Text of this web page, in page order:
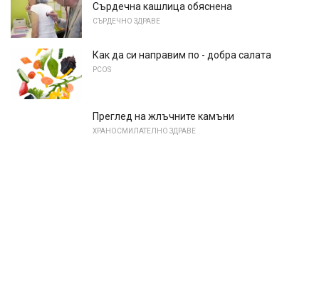
Сърдечна кашлица обяснена
СЪРДЕЧНО ЗДРАВЕ
Как да си направим по - добра салата
PCOS
Преглед на жлъчните камъни
ХРАНОСМИЛАТЕЛНО ЗДРАВЕ